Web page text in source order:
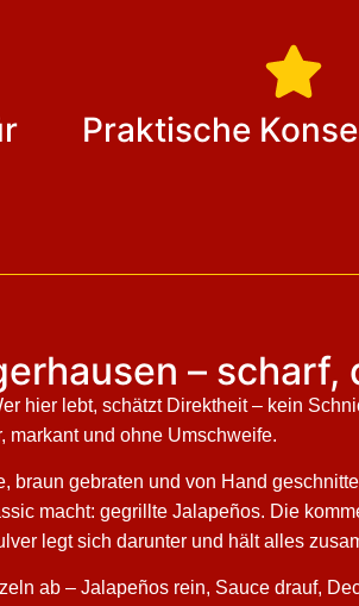
Praktische
–
hier lebt, schätzt Direktheit – kein
markant und ohne Umschweife.
braun gebraten und von Hand
macht: gegrillte Jalapeños. Die
legt sich darunter und hält alles
ab – Jalapeños rein, Sauce drauf,